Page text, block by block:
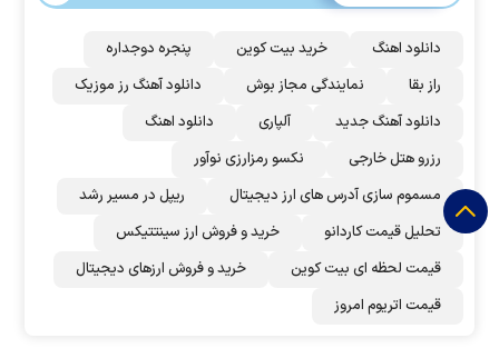
دانلود اهنگ خرید بیت کوین
پنجره دوجداره
راز بقا
نمایندگی مجاز بوش
دانلود آهنگ رز‌ موزیک
دانلود آهنگ جدید
آلپاری
دانلود اهنگ
رزرو هتل خارجی
نکسو رمزارزی نوآور
مسموم سازی آدرس های ارز دیجیتال
ریپل در مسیر رشد
تحلیل قیمت کاردانو
خرید و فروش ارز سینتتیکس
قیمت لحظه ای بیت کوین
خرید و فروش ارزهای دیجیتال
قیمت اتریوم امروز